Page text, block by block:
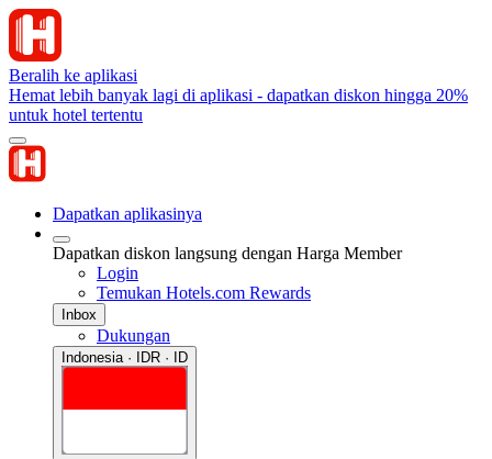
Beralih ke aplikasi
Hemat lebih banyak lagi di aplikasi - dapatkan diskon hingga 20%
untuk hotel tertentu
Dapatkan aplikasinya
Dapatkan diskon langsung dengan Harga Member
Login
Temukan Hotels.com Rewards
Inbox
Dukungan
Indonesia · IDR · ID